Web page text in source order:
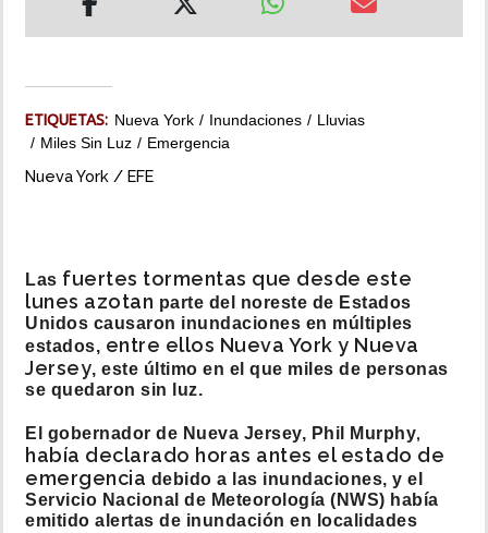
ETIQUETAS: Nueva York Inundaciones
Lluvias
Miles Sin Luz
Emergencia
Nueva York / EFE
Las fuertes tormentas que desde este
lunes azotan parte del noreste de Estados
Unidos causaron inundaciones en múltiples
estados, entre ellos Nueva York y Nueva
Jersey, este último en el que miles de personas
se quedaron sin luz.
El gobernador de Nueva Jersey, Phil Murphy,
había declarado horas antes el estado de
emergencia debido a las inundaciones, y el
Servicio Nacional de Meteorología (NWS) había
emitido alertas de inundación en localidades